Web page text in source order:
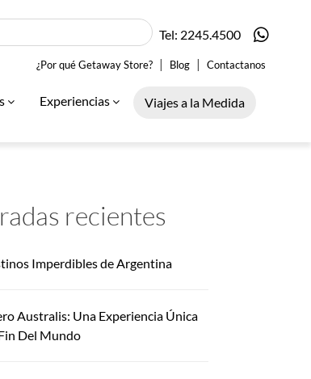
Tel: 2245.4500
¿Por qué Getaway Store? | Blog | Contactanos
Experiencias Viajes a la Medida
recientes
Imperdibles de Argentina
Australis: Una Experiencia Única
Del Mundo